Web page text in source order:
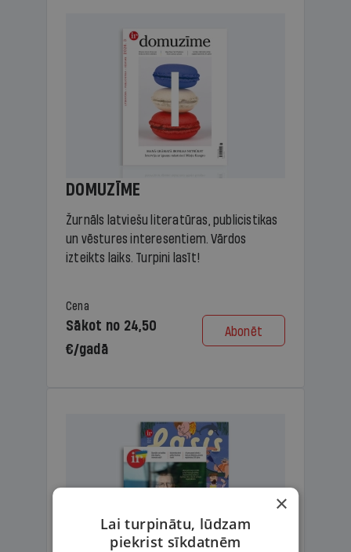
DOMUZĪME
Žurnāls latviešu literatūras, publicistikas
un vēstures interesentiem. Vārdos
izteikts laiks. Turpini lasīt!
Cena
Sākot no 24,50
€/gadā
Abonēt
×
Lai turpinātu, lūdzam
piekrist sīkdatnēm